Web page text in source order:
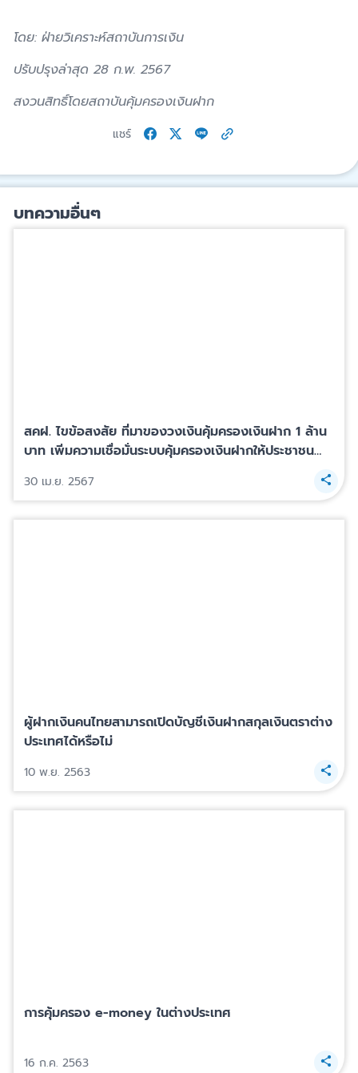
โดย: ฝ่ายวิเคราะห์สถาบันการเงิน
ปรับปรุงล่าสุด 28 ก.พ. 2567
สงวนสิทธิ์โดยสถาบันคุ้มครองเงินฝาก
แชร์
บทความอื่นๆ
สคฝ. ไขข้อสงสัย ที่มาของวงเงินคุ้มครองเงินฝาก 1 ล้าน
บาท เพิ่มความเชื่อมั่นระบบคุ้มครองเงินฝากให้ประชาชน
30 เม.ย. 2567
ผู้ฝากเงินคนไทยสามารถเปิดบัญชีเงินฝากสกุลเงินตราต่าง
ประเทศได้หรือไม่
10 พ.ย. 2563
การคุ้มครอง e-money ในต่างประเทศ
16 ก.ค. 2563